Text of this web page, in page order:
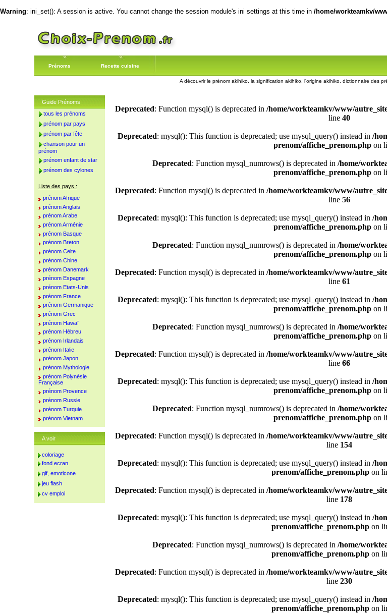
Warning: ini_set(): A session is active. You cannot change the session module's ini settings at this time in /home/workteamkv/
Prénoms Recette cuisine
A découvrir le prénom akihiko, la signification akihiko, l'origine akihiko, dictionnaire des
Deprecated: Function mysql() is deprecated in /home/workteamkv/www/
line 40
Deprecated: mysql(): This function is deprecated; use mysql_query() instead in /
prenom/affiche_prenom.phpon
Deprecated: Function mysql_numrows() is deprecated in /home/
prenom/affiche_prenom.phpon
Deprecated: Function mysql() is deprecated in /home/workteamkv/www/
line 56
Deprecated: mysql(): This function is deprecated; use mysql_query() instead in /
prenom/affiche_prenom.phpon
Deprecated: Function mysql_numrows() is deprecated in /home/
prenom/affiche_prenom.phpon
Deprecated: Function mysql() is deprecated in /home/workteamkv/www/
line 61
Deprecated: mysql(): This function is deprecated; use mysql_query() instead in /
prenom/affiche_prenom.phpon
Deprecated: Function mysql_numrows() is deprecated in /home/
prenom/affiche_prenom.phpon
Deprecated: Function mysql() is deprecated in /home/workteamkv/www/
line 66
Deprecated: mysql(): This function is deprecated; use mysql_query() instead in /
prenom/affiche_prenom.phpon
Deprecated: Function mysql_numrows() is deprecated in /home/
prenom/affiche_prenom.phpon
Deprecated: Function mysql() is deprecated in /home/workteamkv/www/
line 154
Deprecated: mysql(): This function is deprecated; use mysql_query() instead in /
prenom/affiche_prenom.phpon
Deprecated: Function mysql() is deprecated in /home/workteamkv/www/
line 178
Deprecated: mysql(): This function is deprecated; use mysql_query() instead in /
prenom/affiche_prenom.phpon
Deprecated: Function mysql_numrows() is deprecated in /home/
prenom/affiche_prenom.phpon
Deprecated: Function mysql() is deprecated in /home/workteamkv/www/
line 230
Deprecated: mysql(): This function is deprecated; use mysql_query() instead in /
prenom/affiche_prenom.phpon
Guide Prénoms
tous les prénoms
prénom par pays
prénom par fête
chanson pour un
prénom
prénom enfant de star
prénom des cylones
Liste des pays :
prénom Afrique
prénom Anglais
prénom Arabe
prénom Arménie
prénom Basque
prénom Breton
prénom Celte
prénom Chine
prénom Danemark
prénom Espagne
prénom Etats-Unis
prénom France
prénom Germanique
prénom Grec
prénom Hawaï
prénom Hébreu
prénom Irlandais
prénom Italie
prénom Japon
prénom Mythologie
prénom Polynésie
Française
prénom Provence
prénom Russie
prénom Turquie
prénom Vietnam
A voir
coloriage
fond ecran
gif, emoticone
jeu flash
cv emploi